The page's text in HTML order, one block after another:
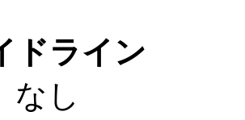
ドライン